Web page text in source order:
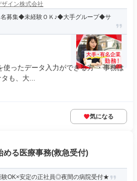
イン株式会社
名募集◆未経験ＯＫ♪◆大手グループ◆サ
ったデータ入力ができる方 ・事務は
も、大...
気になる
める医療事務(救急受付)
験OK×安定の正社員◎夜間の病院受付★